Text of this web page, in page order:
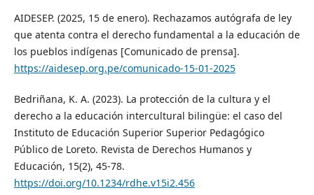
AIDESEP. (2025, 15 de enero). Rechazamos autógrafa de ley
que atenta contra el derecho fundamental a la educación de
los pueblos indígenas [Comunicado de prensa].
https://aidesep.org.pe/comunicado-15-01-2025
Bedriñana, K. A. (2023). La protección de la cultura y el
derecho a la educación intercultural bilingüe: el caso del
Instituto de Educación Superior Superior Pedagógico
Público de Loreto. Revista de Derechos Humanos y
Educación, 15(2), 45-78.
https://doi.org/10.1234/rdhe.v15i2.456